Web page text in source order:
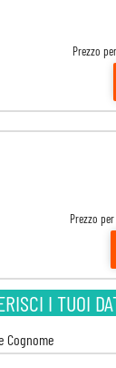
Prezzo
Prezzo
I TUOI
Cognome